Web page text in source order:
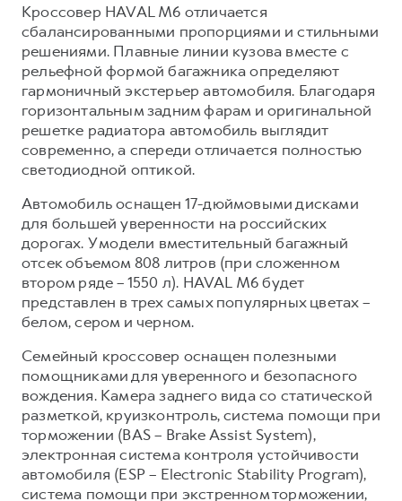
Коллекция Детская
Кроссовер HAVAL M6 отличается
сбалансированными пропорциями и стильными
решениями. Плавные линии кузова вместе с
рельефной формой багажника определяют
гармоничный экстерьер автомобиля. Благодаря
горизонтальным задним фарам и оригинальной
решетке радиатора автомобиль выглядит
современно, а спереди отличается полностью
светодиодной оптикой.
Автомобиль оснащен 17-дюймовыми дисками
для большей уверенности на российских
дорогах. У модели вместительный багажный
отсек объемом 808 литров (при сложенном
втором ряде – 1550 л). HAVAL M6 будет
представлен в трех самых популярных цветах –
белом, сером и черном.
Семейный кроссовер оснащен полезными
помощниками для уверенного и безопасного
вождения. Камера заднего вида со статической
разметкой, круизконтроль, система помощи при
торможении (BAS – Brake Assist System),
электронная система контроля устойчивости
автомобиля (ESP – Electronic Stability Program),
система помощи при экстренном торможении,